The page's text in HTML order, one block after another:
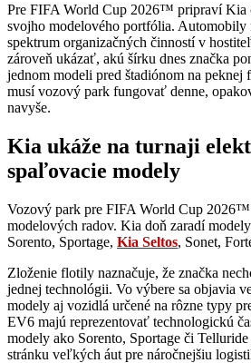
Pre FIFA World Cup 2026™ pripraví Kia
svojho modelového portfólia.
spektrum organizačných činností v
zároveň ukázať, akú šírku dnes značka
jednom modeli pred štadiónom na peknej
musí vozový park fungovať denne,
navyše.
Kia ukáže na turnaji
spaľovacie modely
Vozový park pre FIFA World Cup 2026™
modelových radov. Kia doň zaradí
Sorento, Sportage, Kia Seltos, Sonet,
Zloženie flotily naznačuje, že značka
jednej technológii. Vo výbere sa objavia
modely aj vozidlá určené na rôzne typy
EV6 majú reprezentovať technologickú
modely ako Sorento, Sportage či
stránku veľkých áut pre náročnejšiu